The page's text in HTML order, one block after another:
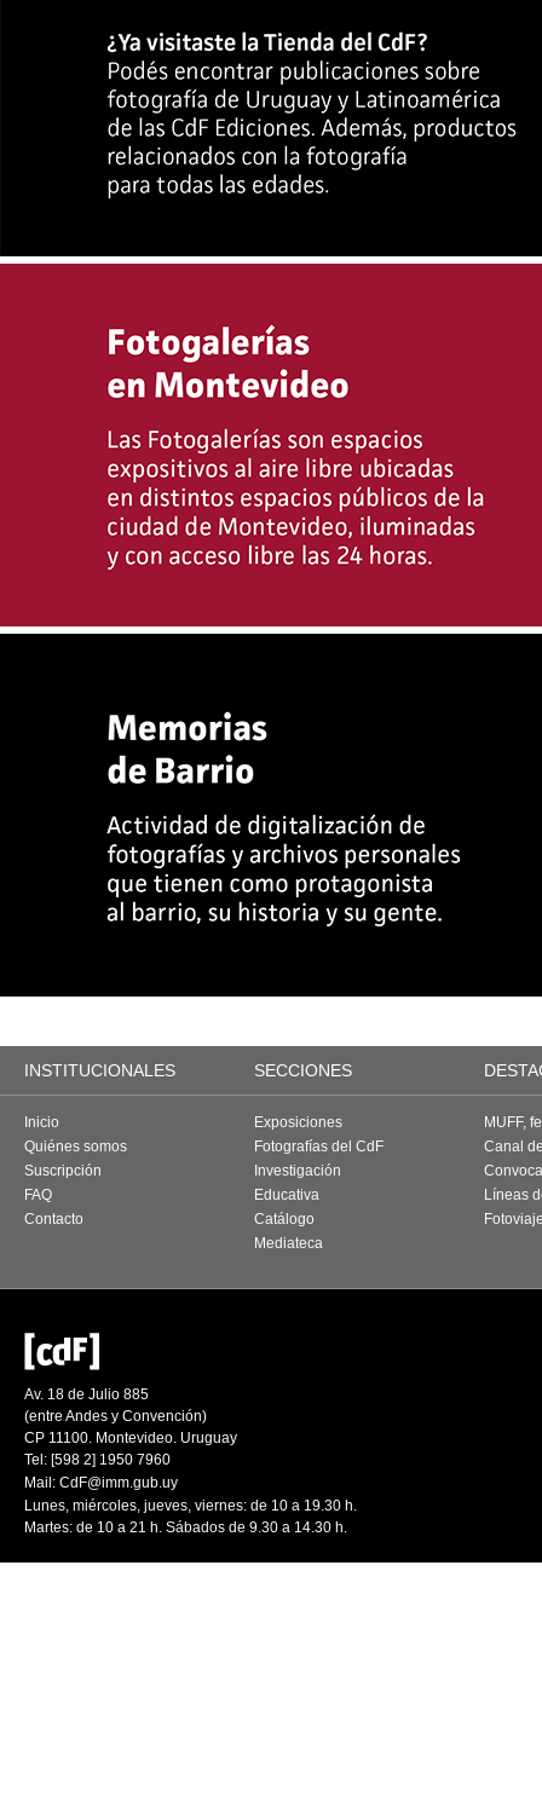
INSTITUCIONALES SECCIONES
Inicio
Quiénes somos
Suscripción
FAQ
Contacto
Exposiciones
Fotografías del CdF
Investigación
Educativa
Catálogo
Mediateca
MUFF,
Canal
Líneas
Av. 18 de Julio 885
(entre Andes y Convención)
CP 11100. Montevideo. Uruguay
Tel: [598 2] 1950 7960
Mail: CdF@imm.gub.uy
Lunes, miércoles, jueves, viernes: de 10 a 19.30 h.
Martes: de 10 a 21 h. Sábados de 9.30 a 14.30 h.